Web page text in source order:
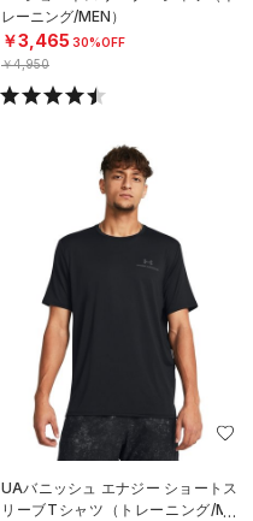
レーニング/MEN）
￥3,465 30%OFF
￥4,950
UAバニッシュ エナジー ショートス
リーブTシャツ（トレーニング/ME